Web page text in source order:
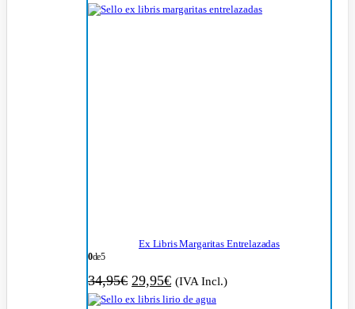
precio precio
Ex Libris Margaritas Entrelazadas
0de 5
34,95€ El
precio
29,95€El
precio
(IVA Incl.)